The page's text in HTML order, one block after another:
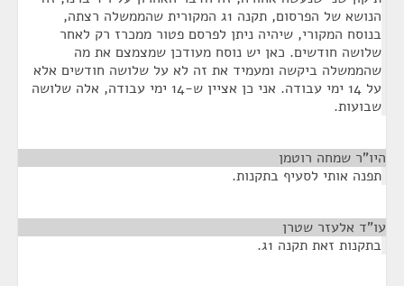
הנושא של הפרסום, תקנה 1ג המקורית שהממשלה רצתה,
בנוסח המקורי, שיהיה ניתן לפרסם פטור ממכרז רק לאחר
שלושה חודשים. כאן יש נוסח מעודכן שמצמצם את מה
שהממשלה ביקשה ומעמיד את זה לא על שלושה חודשים אלא
על 14 ימי עבודה. אני כן אציין ש-14 ימי עבודה, אלה שלושה
שבועות.
היו"ר שמחה רוטמן
תפנה אותי לסעיף בתקנות.
עו"ד אלעזר שטרן
בתקנות זאת תקנה 1ג.